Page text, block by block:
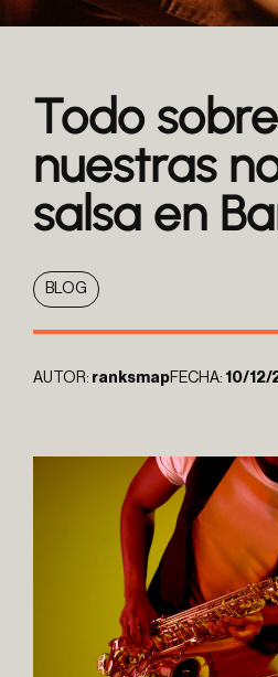
Todo sobre
nuestras
salsa en
BLOG
AUTOR: ranksmapFECHA: 10/12/